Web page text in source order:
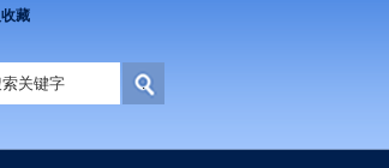
藏